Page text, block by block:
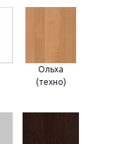
Ольха
(техно)